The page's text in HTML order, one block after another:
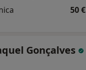
50 €
Gonçalves